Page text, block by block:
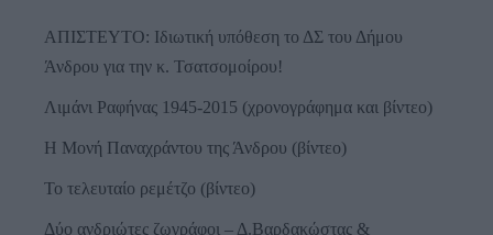
ΑΠΙΣΤΕΥΤΟ: Ιδιωτική υπόθεση το ΔΣ του Δήμου
Άνδρου για την κ. Τσατσομοίρου!
Λιμάνι Ραφήνας 1945-2015 (χρονογράφημα και βίντεο)
Η Μονή Παναχράντου της Άνδρου (βίντεο)
Το τελευταίο ρεμέτζο (βίντεο)
Δύο ανδριώτες ζωγράφοι – Δ.Βαρδακώστας &